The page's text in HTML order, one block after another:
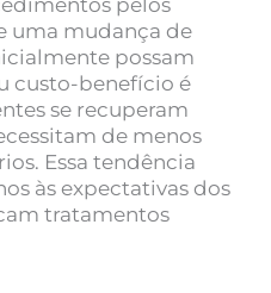
pelos
uma mudança de
possam
custo-benefício é
se recuperam
de menos
Essa tendência
às expectativas dos
tratamentos